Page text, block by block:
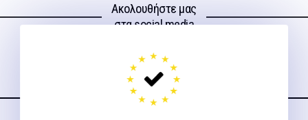
Ακολουθήστε μας
στα social media